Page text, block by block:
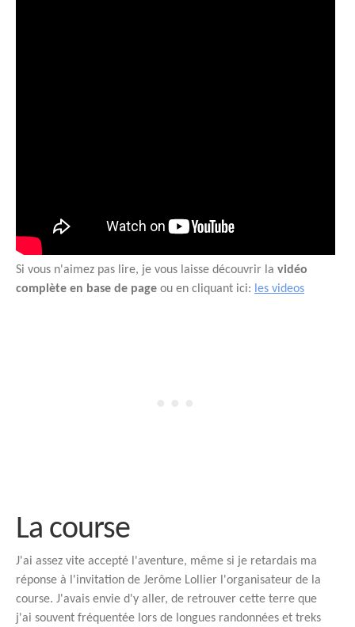
Si vous n'aimez pas lire, je vous laisse découvrir la vidéo
complète en base de page ou en cliquant ici: les videos
La course
J'ai assez vite accepté l'aventure, même si je retardais ma
réponse à l'invitation de Jerôme Lollier l'organisateur de la
course. J'avais envie d'y aller, de retrouver cette terre que
j'ai souvent fréquentée lors de longues randonnées et treks